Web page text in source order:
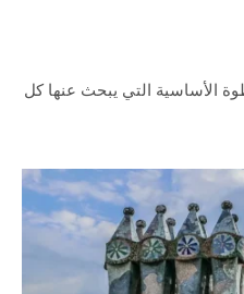
الأساسية التي يبحث عنها كل